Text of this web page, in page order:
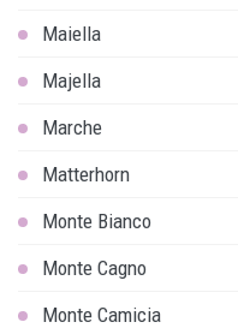
Maiella
Majella
Marche
Matterhorn
Monte Bianco
Monte Cagno
Monte Camicia